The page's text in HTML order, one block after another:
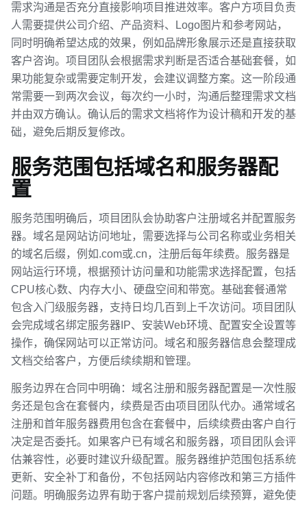
需求沟通是否充分直接影响项目推进效率。客户方项目负责
人需要提供公司介绍、产品资料、Logo图片和参考网站，
同时明确希望达成的效果，例如品牌形象展示还是直接获取
客户咨询。项目团队会根据需求判断是否适合基础套餐，如
果功能复杂或需要定制开发，会建议调整方案。这一阶段通
常需要一到两次会议，每次约一小时，沟通后整理需求文档
并由双方确认。确认后的需求文档将作为设计稿和开发的基
础，避免后期反复修改。
服务范围包括域名和服务器配
置
服务范围明确后，项目团队会协助客户注册域名并配置服务
器。域名是网站访问地址，需要选择与公司名称或业务相关
的域名后缀，例如.com或.cn，注册后每年续费。服务器是
网站运行环境，根据预计访问量和功能需求选择配置，包括
CPU核心数、内存大小、硬盘空间和带宽。基础套餐通常
包含入门级服务器，支持日均几百到上千次访问。项目团队
会完成域名绑定服务器IP、安装Web环境、配置安全设置等
操作，确保网站可以正常访问。域名和服务器信息会整理成
文档交给客户，方便后续续期和管理。
服务边界在合同中明确：域名注册和服务器配置是一次性服
务还是包含在套餐内，续费是否由项目团队代办。通常域名
注册和首年服务器费用包含在套餐中，后续续费由客户自行
决定是否委托。如果客户已有域名和服务器，项目团队会评
估兼容性，必要时建议升级配置。服务器维护范围包括系统
更新、安全补丁和备份，不包括网站内容修改和第三方插件
问题。明确服务边界有助于客户提前规划后续预算，避免使